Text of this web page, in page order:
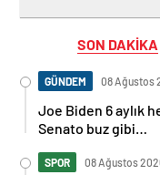
SON DAKİKA
GÜNDEM 08 Ağustos
Joe Biden 6 aylık
Senato buz gibi…
SPOR 08 Ağustos